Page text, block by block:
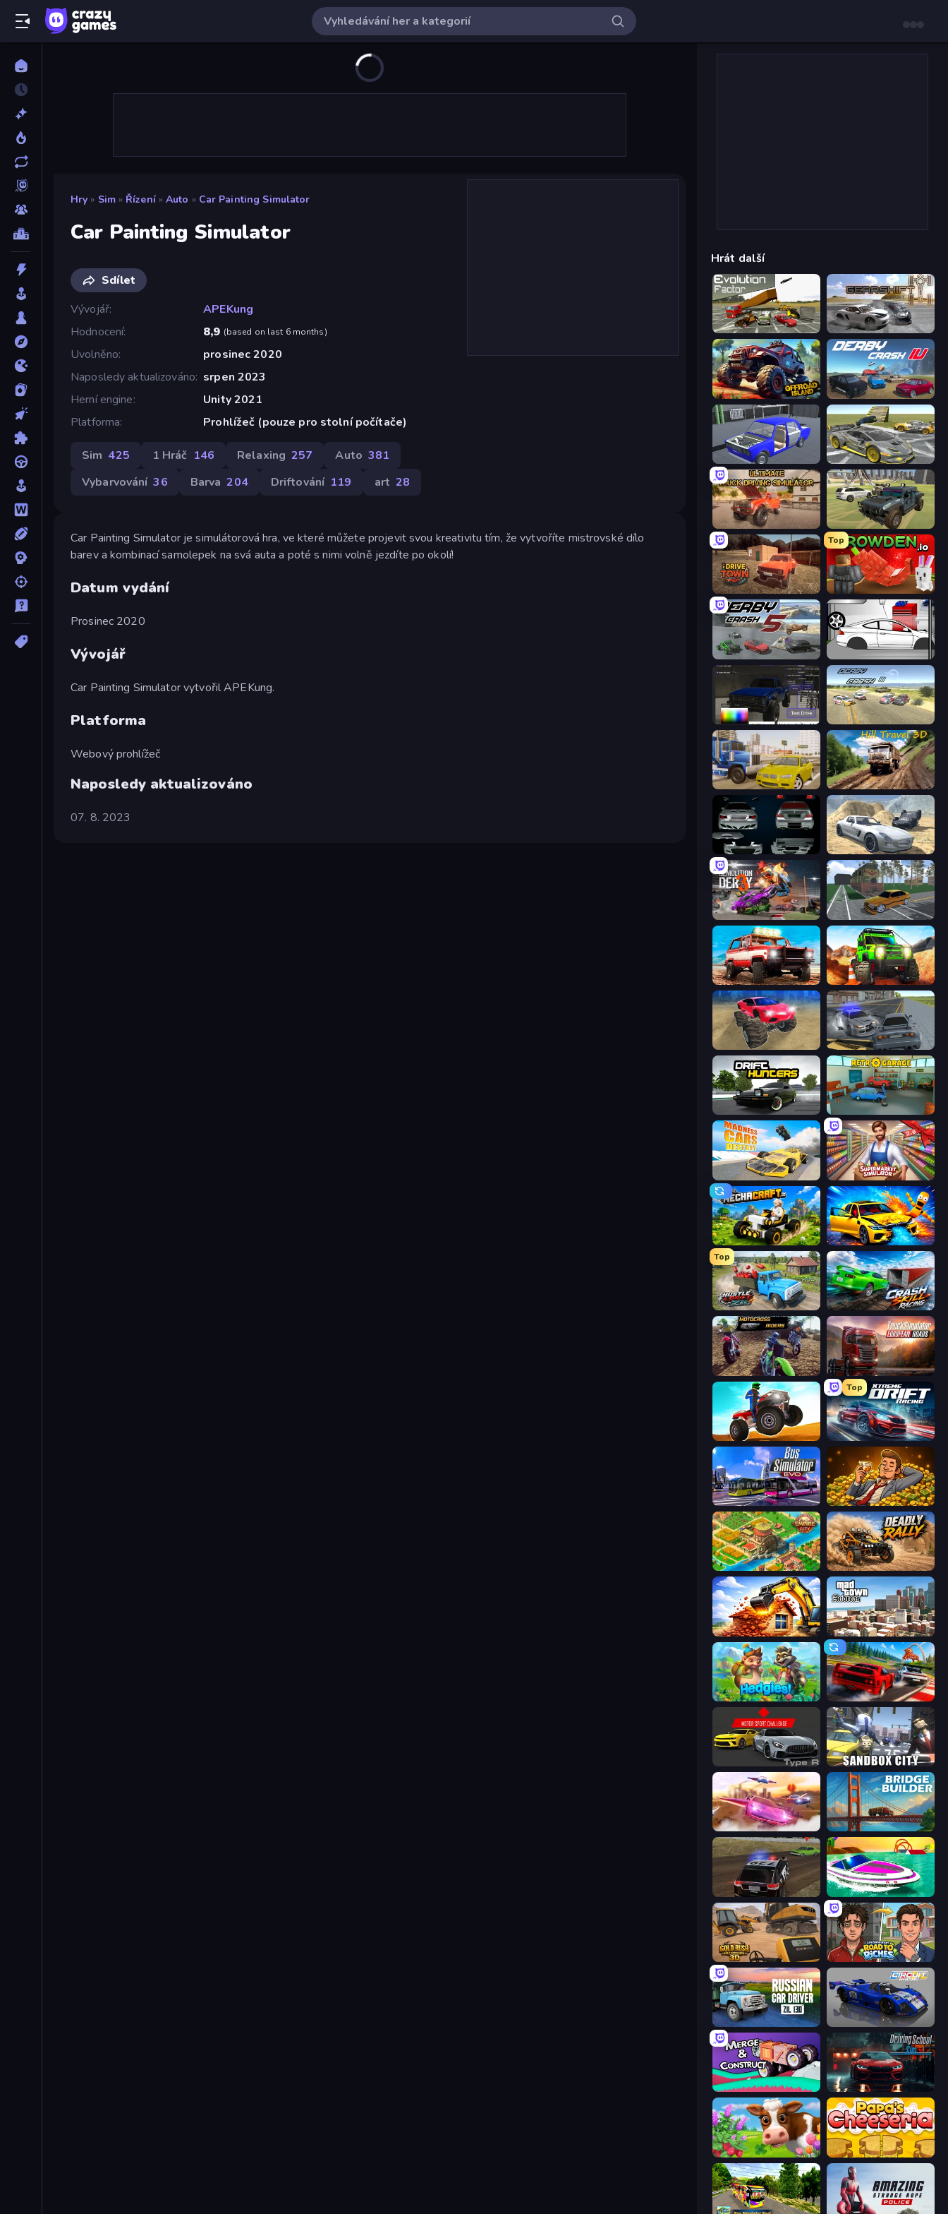
Hry » Sim » Řízení » Auto » Car Painting Simulator
Car Painting Simulator
Sdílet
Vývojář
APEKung
Hodnocení
8,9 (based on last 6 months)
Uvolněno
prosinec 2020
Naposledy aktualizováno srpen 2023
Herní engine
Unity 2021
Platforma
Prohlížeč (pouze pro stolní počítače)
Sim 425 1 Hráč 146 Relaxing 257 Auto 381
Vybarvování 36 Barva 204 Driftování 119 art 28
Car Painting Simulator je simulátorová hra, ve které můžete projevit svou kreativitu tím, že vytvoříte mistrovské dílo
barev a kombinací samolepek na svá auta a poté s nimi volně jezdíte po okolí!
Datum vydání
Prosinec 2020
Vývojář
Car Painting Simulator vytvořil APEKung.
Platforma
Webový prohlížeč
Naposledy aktualizováno
07. 8. 2023
Hrát další
Evolution Factor Gearshift One
Offroad Island Derby Crash 4
Taz Mechanic Simulator Wrong Way
Ultimate Truck Driving Simulator 2020 4x4 Offroader
DriveTown
Top
Grow A Garden | Growden.io
Derby Crash 5 Drag Racer V2
Car Inspector: Truck Derby Crash 3
Crazy Car Stunts Hill Travel 3D
Decorate My BMW M5 Derby Crash 2
Demolition Derby 3 Obby: Car Crash Sandbox
Offroad Masters Challenge Offroad Life 3D
RCC City Racing
Drift Hunters Retro Garage
Madness Cars Destroy Supermarket Simulator: Store Manager
Mechacraft.io BMG: Ragdoll Playground
Top
Hustle & Drift in ZIL Crash Skill Racing
MotoCross Riders Truck Simulator: European Roads
ATV Ultimate Offroad
Top
Xtreme DRIFT Racing
Bus Simulator: EVO Idle Billionaire Tycoon
Empire City Deadly Rally
City Constructor Mad Town Andreas: Mafia Storie
Hedgies Racing: Online!
Motor Sport Challenge Type R Sandbox City
Ultimate Flying Car Bridge Builder
POLICE Chase Simulator Jet Boat Racing
Gold Rush: Gold Simulator 3D Life Simulator: Road to Riches
Russian Car Driver ZIL 130 Circuit Racing
Merge & Construct Driving School Simulator
Country Life Meadows Papa's Cheeseria